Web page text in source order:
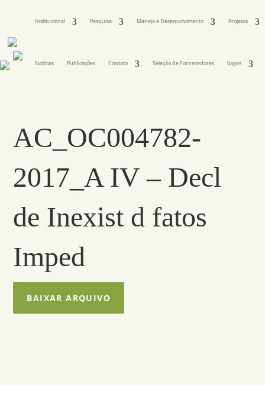
Institucional Pesquisa Manejo e Desenvolvimento Projetos
Notícias Publicações Contato Seleção de Fornecedores Vagas
AC_OC004782-
2017_A IV – Decl
de Inexist d fatos
Imped
BAIXAR ARQUIVO